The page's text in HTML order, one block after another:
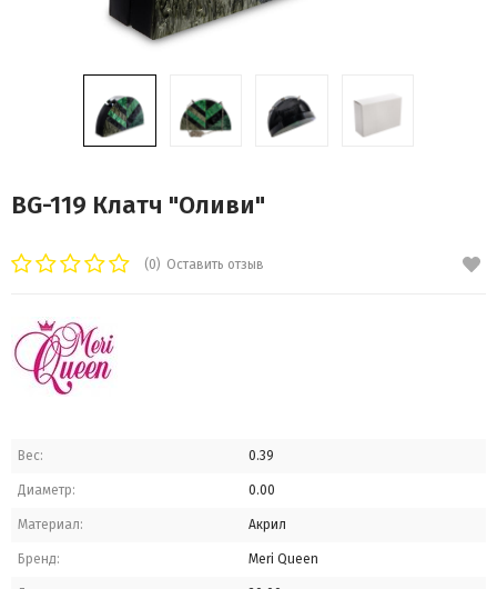
BG-119 Клатч "Оливи"
(0) Оставить отзыв
Вес: 0.39
Диаметр: 0.00
Материал: Акрил
Бренд: Meri Queen